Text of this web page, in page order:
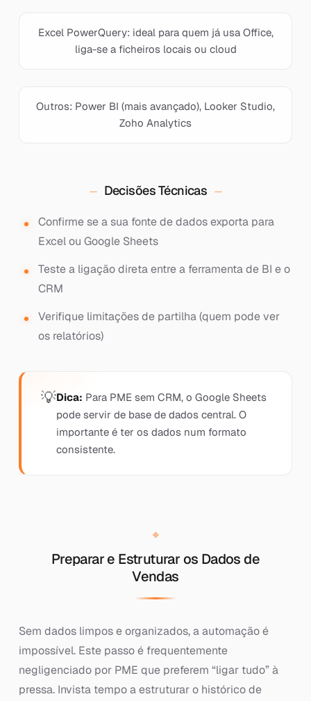
Excel PowerQuery: ideal para quem já usa Office,
liga-se a ficheiros locais ou cloud
Outros: Power BI (mais avançado), Looker Studio,
Zoho Analytics
Decisões Técnicas
Confirme se a sua fonte de dados exporta para
Excel ou Google Sheets
Teste a ligação direta entre a ferramenta de BI e o
CRM
Verifique limitações de partilha (quem pode ver
os relatórios)
Dica: Para PME sem CRM, o Google Sheets
pode servir de base de dados central. O
importante é ter os dados num formato
consistente.
Preparar e Estruturar os Dados de
Vendas
Sem dados limpos e organizados, a automação é
impossível. Este passo é frequentemente
negligenciado por PME que preferem “ligar tudo” à
pressa. Invista tempo a estruturar o histórico de